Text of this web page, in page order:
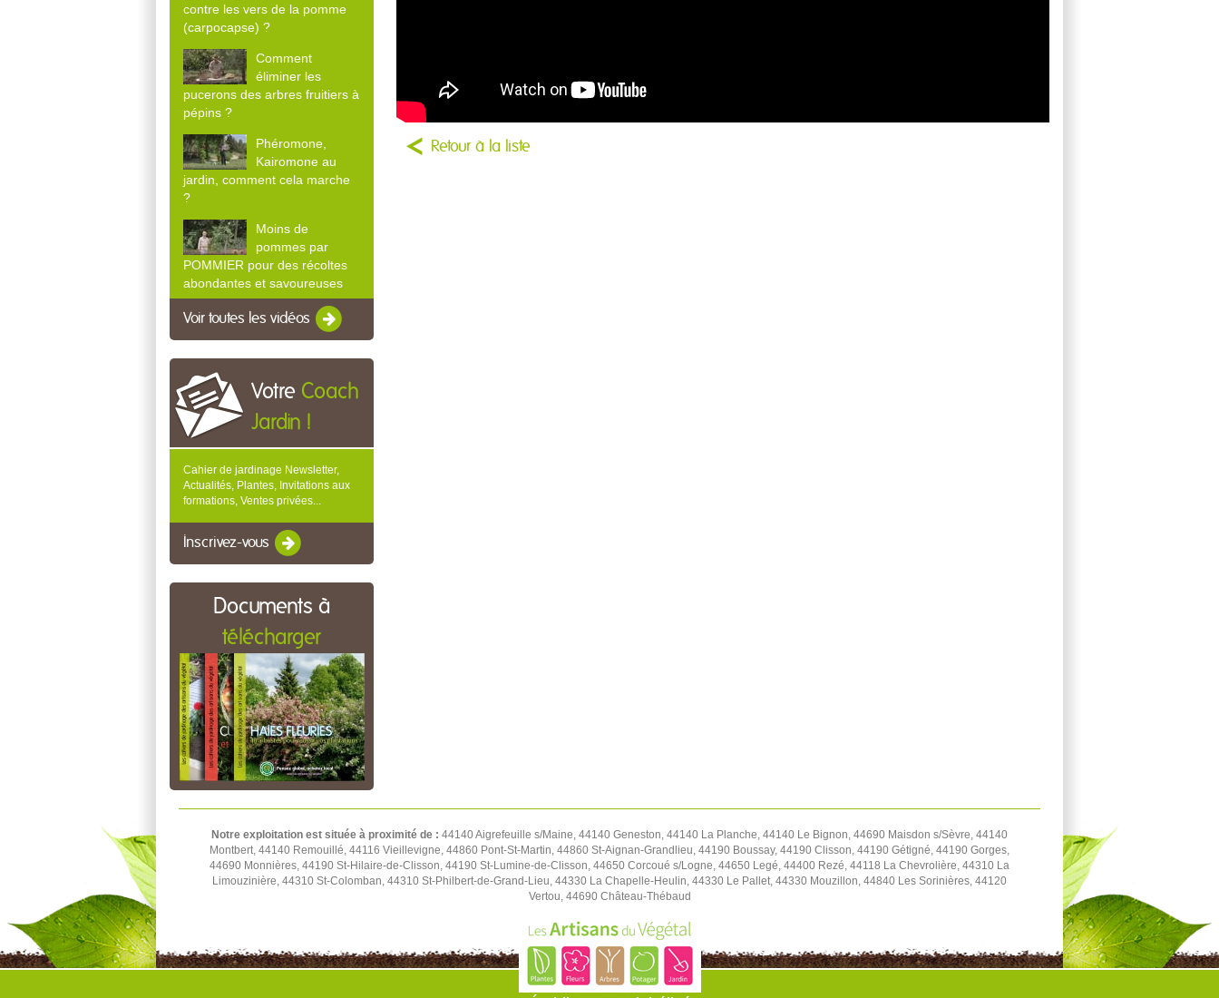
contre les vers de la pomme
(carpocapse) ?
Comment
éliminer les
pucerons des arbres fruitiers à
pépins ?
Phéromone,
Kairomone au
jardin, comment cela marche
?
Moins de
pommes par
POMMIER pour des récoltes
abondantes et savoureuses
Voir toutes les vidéos
Votre Coach
Jardin !
Cahier de jardinage Newsletter,
Actualités, Plantes, Invitations aux
formations, Ventes privées...
Inscrivez-vous
Documents à
télécharger
Retour à la liste
Notre exploitation est située à proximité de : 44140 Aigrefeuille s/Maine, 44140 Geneston, 44140 La Planche, 44140 Le Bignon, 44690 Maisdon s/Sèvre, 44140
Montbert, 44140 Remouillé, 44116 Vieillevigne, 44860 Pont-St-Martin, 44860 St-Aignan-Grandlieu, 44190 Boussay, 44190 Clisson, 44190 Gétigné, 44190 Gorges,
44690 Monnières, 44190 St-Hilaire-de-Clisson, 44190 St-Lumine-de-Clisson, 44650 Corcoué s/Logne, 44650 Legé, 44400 Rezé, 44118 La Chevrolière, 44310 La
Limouzinière, 44310 St-Colomban, 44310 St-Philbert-de-Grand-Lieu, 44330 La Chapelle-Heulin, 44330 Le Pallet, 44330 Mouzillon, 44840 Les Sorinières, 44120
Vertou, 44690 Château-Thébaud